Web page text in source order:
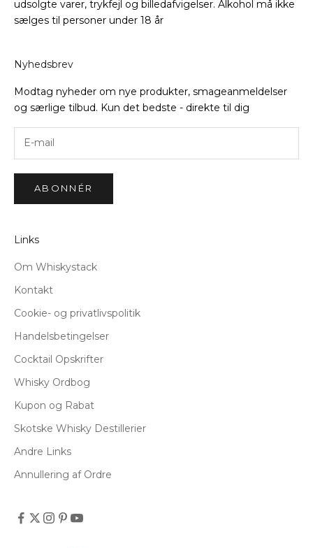
udsolgte varer, trykfejl og billedafvigelser. Alkohol må ikke
sælges til personer under 18 år
Nyhedsbrev
Modtag nyheder om nye produkter, smageanmeldelser
og særlige tilbud. Kun det bedste - direkte til dig
ABONNÉR
Links
Om Whiskystack
Kontakt
Cookie- og privatlivspolitik
Handelsbetingelser
Cocktail Opskrifter
Whisky Ordbog
Kupon og Rabat
Skotske Whisky Destillerier
Andre Links
Annullering af Ordre